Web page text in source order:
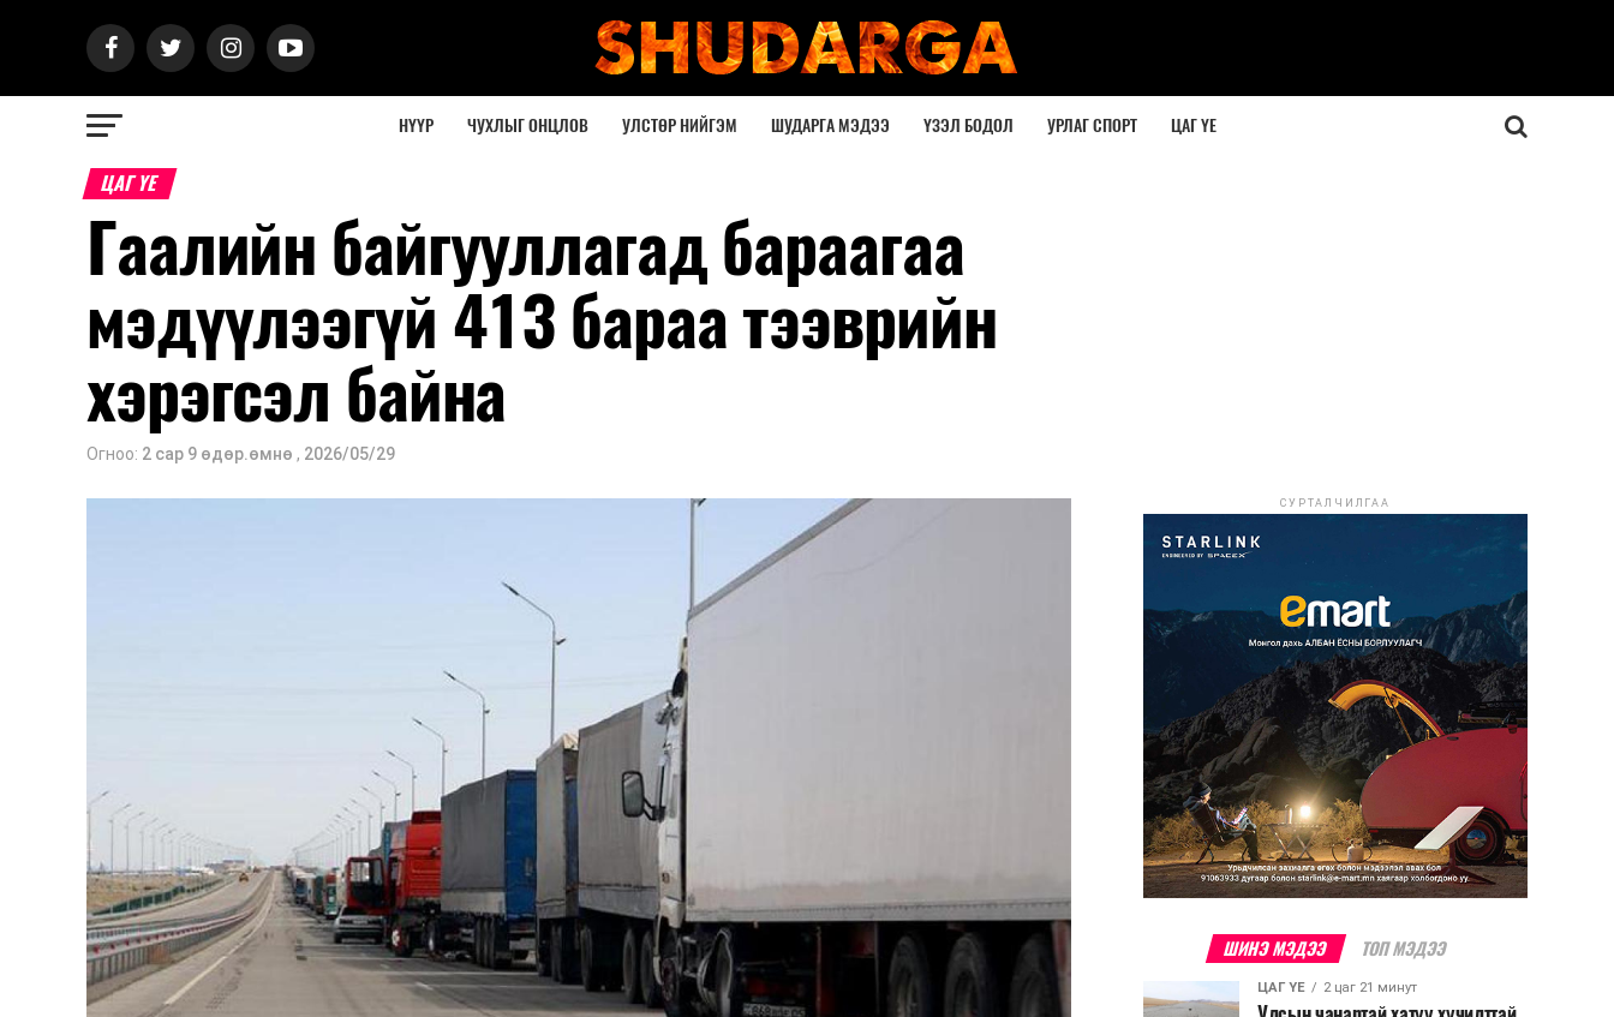
НҮҮР ЧУХЛЫГ ОНЦЛОВ УЛСТӨР НИЙГЭМ ШУДАРГА МЭДЭЭ ҮЗЭЛ БОДОЛ УРЛАГ СПОРТ ЦАГ ҮЕ
ЦАГ ҮЕ
Гаалийн байгууллагад бараагаа
мэдүүлээгүй 413 бараа тээврийн
хэрэгсэл байна
Огноо: 2 сар 9 өдөр.өмнө , 2026/05/29
СУРТАЛЧИЛГАА
ШИНЭ МЭДЭЭ ТОП МЭДЭЭ
ЦАГ ҮЕ 2 цаг 21 минут